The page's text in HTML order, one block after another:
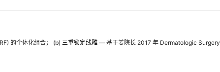
的个体化组合； (b) 三重锁定线雕 — 基于姜院长 2017 年 Dermatologic Surgery